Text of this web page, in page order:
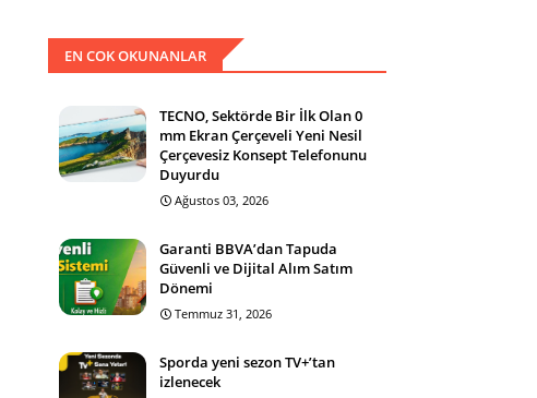
EN COK OKUNANLAR
TECNO, Sektörde Bir İlk Olan 0
mm Ekran Çerçeveli Yeni Nesil
Çerçevesiz Konsept Telefonunu
Duyurdu
Ağustos 03, 2026
Garanti BBVA’dan Tapuda
Güvenli ve Dijital Alım Satım
Dönemi
Temmuz 31, 2026
Sporda yeni sezon TV+’tan
izlenecek